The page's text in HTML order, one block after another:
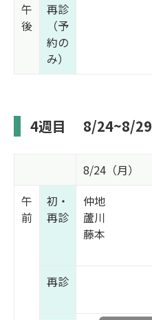
午
後
再診
（予
約の
み）
4週目 8/24~8/29
8/24（月）
午
前
初・
再診
仲地
蘆川
藤本
再診